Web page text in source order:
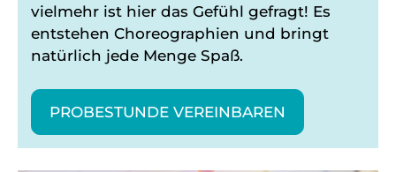
vielmehr ist hier das Gefühl gefragt! Es
entstehen Choreographien und bringt
natürlich jede Menge Spaß.
PROBESTUNDE VEREINBAREN